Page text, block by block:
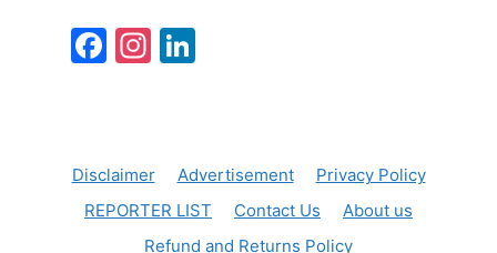
F
b
o
In
a
m
dI
n
Disclaimer Advertisement
Privacy Policy
REPORTER LIST
Contact Us
About us
Refund and Returns Policy